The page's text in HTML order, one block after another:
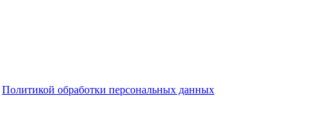
Политикой обработки персональных данных